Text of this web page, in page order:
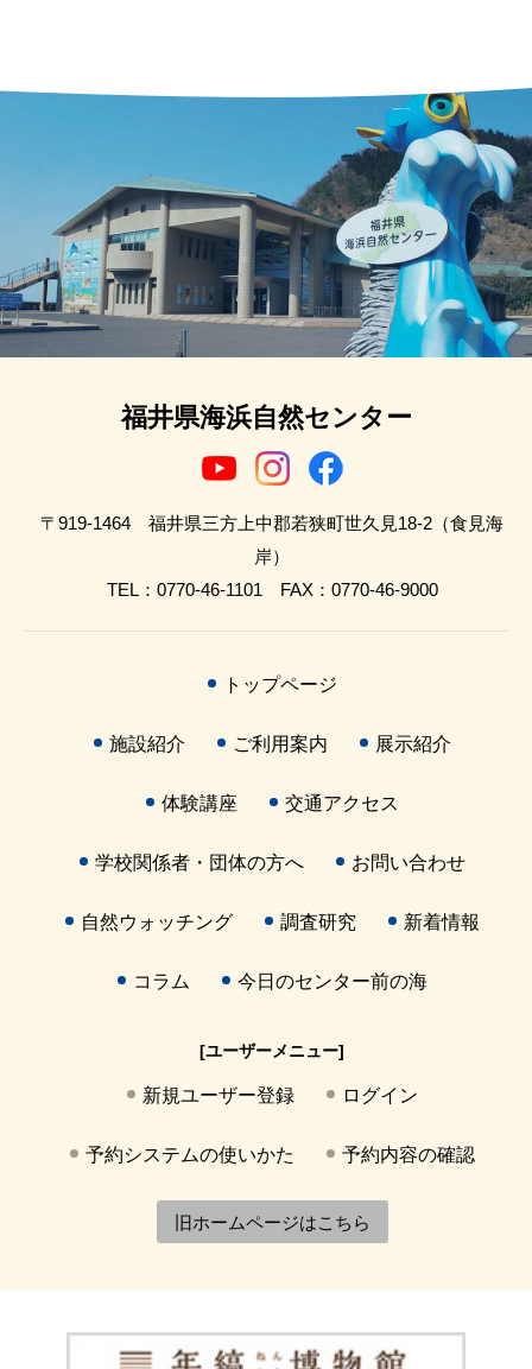
福井県海浜自然センター
〒919-1464 福井県三方上中郡若狭町世久見18-2（食見海
岸）
TEL：0770-46-1101 FAX：0770-46-9000
トップページ
施設紹介 ご利用案内 展示紹介
体験講座 交通アクセス
学校関係者・団体の方へ お問い合わせ
自然ウォッチング 調査研究 新着情報
コラム 今日のセンター前の海
[ユーザーメニュー]
新規ユーザー登録 ログイン
予約システムの使いかた 予約内容の確認
旧ホームページはこちら